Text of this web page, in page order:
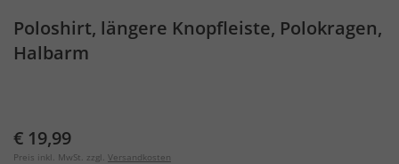
Poloshirt, längere Knopfleiste, Polokragen,
Halbarm
€ 19,99
Preis inkl. MwSt. zzgl. Versandkosten